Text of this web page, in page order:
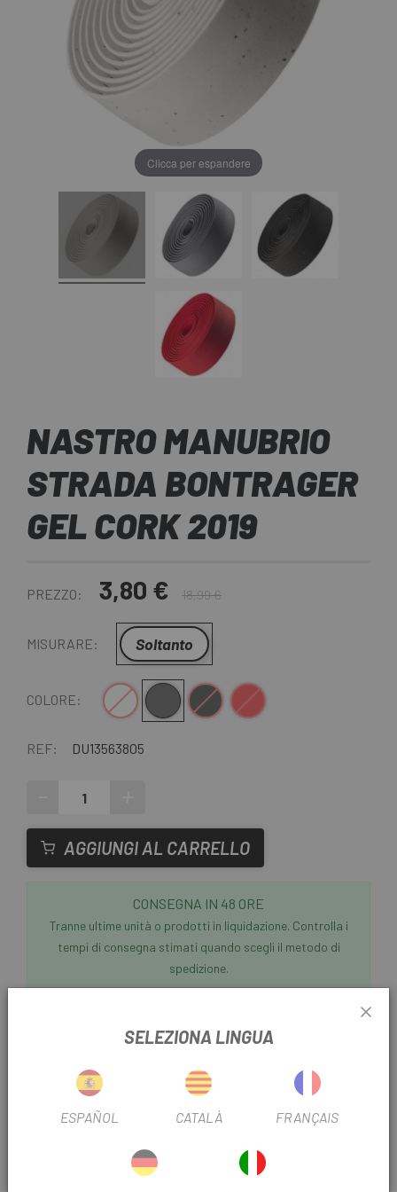
Clicca per espandere
NASTRO MANUBRIO
STRADA BONTRAGER
GEL CORK 2019
PREZZO: 3,80 € 18,99 €
MISURARE: Soltanto
COLORE: Bianco Grigio Nero Rosso
REF: DU13563805
AGGIUNGI AL CARRELLO
CONSEGNA IN 48 ORE
Tranne ultime unità o prodotti in liquidazione. Controlla i
tempi di consegna stimati quando scegli il metodo di
spedizione.
Questo classico nastro per manubrio combina le
sensazioni del sughero naturale con la capacità di
assorbire le vibrazioni offerta dal gel, per offrire maggiore
comfort e un aspetto impeccabile che non passa mai di
moda. È facile da installare e include fasce adesive
Bontrager, così come tappi per manubrio. Caratteristiche:
SELEZIONA LINGUA
ESPAÑOL CATALÀ FRANÇAIS